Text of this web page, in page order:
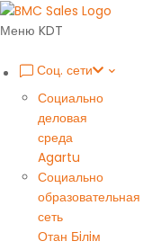
Меню KDT
Соц. сети
Социально
деловая
среда
Agartu
Социально
образовательная
сеть
Отан Бiлiм